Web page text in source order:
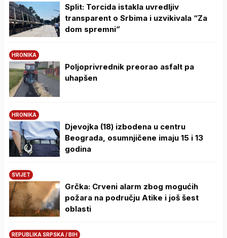
Split: Torcida istakla uvredljiv
transparent o Srbima i uzvikivala “Za
dom spremni”
HRONIKA
Poljoprivrednik preorao asfalt pa
uhapšen
HRONIKA
Djevojka (18) izbodena u centru
Beograda, osumnjičene imaju 15 i 13
godina
SVIJET
Grčka: Crveni alarm zbog mogućih
požara na području Atike i još šest
oblasti
REPUBLIKA SRPSKA / BIH